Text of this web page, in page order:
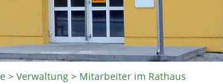
>Verwaltung > Mitarbeiter im Rathaus